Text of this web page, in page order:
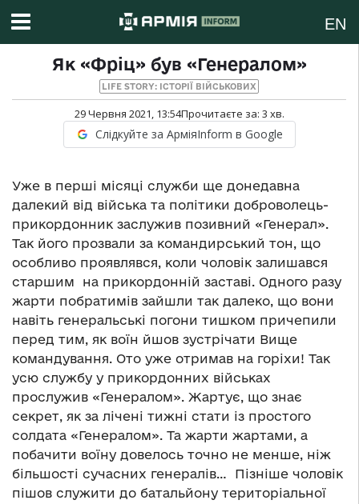
EN
Як «Фріц» був «Генералом»
LIFE STORY: ІСТОРІЇ ВІЙСЬКОВИХ
29 Червня 2021, 13:54Прочитаєте за: 3 хв.
Слідкуйте за АрміяInform в Google
Уже в перші місяці служби ще донедавна
далекий від війська та політики доброволець-
прикордонник заслужив позивний «Генерал».
Так його прозвали за командирський тон, що
особливо проявлявся, коли чоловік залишався
старшим на прикордонній заставі. Одного разу
жарти побратимів зайшли так далеко, що вони
навіть генеральські погони тишком причепили
перед тим, як воїн йшов зустрічати Вище
командування. Ото уже отримав на горіхи! Так
усю службу у прикордонних військах
прослужив «Генералом». Жартує, що знає
секрет, як за лічені тижні стати із простого
солдата «Генералом». Та жарти жартами, а
побачити воїну довелось точно не менше, ніж
більшості сучасних генералів… Пізніше чоловік
пішов служити до батальйону територіальної